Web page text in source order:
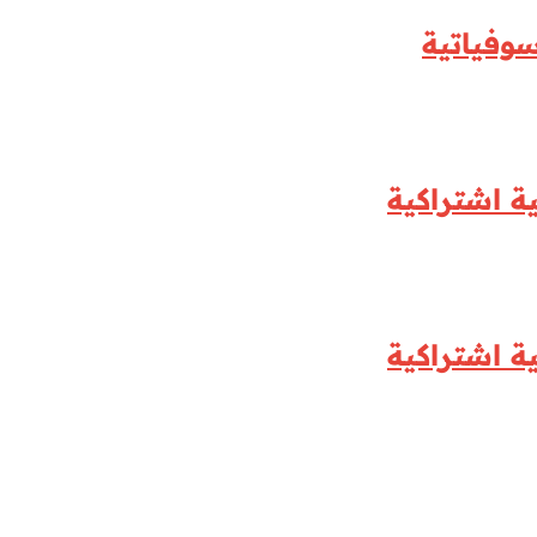
اشتراكية
اشتراكية